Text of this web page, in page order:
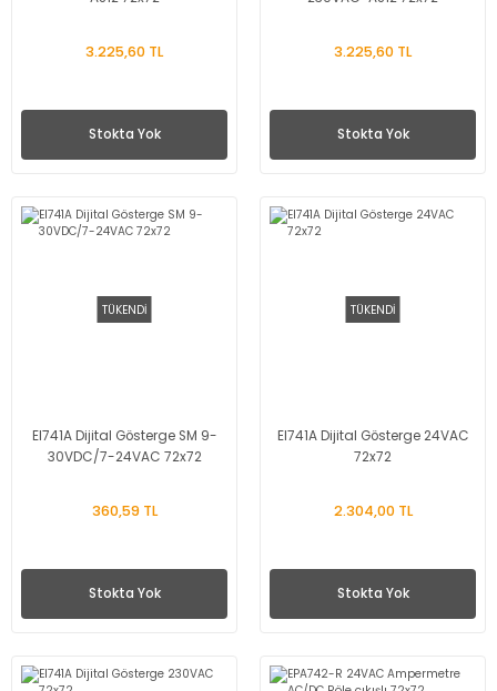
3.225,60 TL
Stokta Yok
3.225,60 TL
Stokta Yok
TÜKENDİ
EI741A Dijital Gösterge SM 9-
30VDC/7-24VAC 72x72
360,59 TL
Stokta Yok
TÜKENDİ
EI741A Dijital Gösterge 24VAC
72x72
2.304,00 TL
Stokta Yok